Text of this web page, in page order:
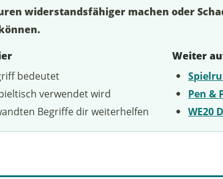
widerstandsfähiger machen oder
bedeutet
verwendet wird
Begriffe dir weiterhelfen
Weiter
Pen &
WE20